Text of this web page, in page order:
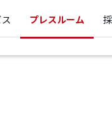
プレスルーム